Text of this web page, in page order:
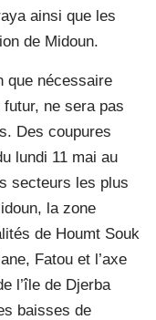
ainsi que les
de Midoun.
que nécessaire
futur, ne sera pas
Des coupures
lundi 11 mai au
secteurs les plus
la zone
de Houmt Souk
Fatou et l’axe
l’île de Djerba
baisses de